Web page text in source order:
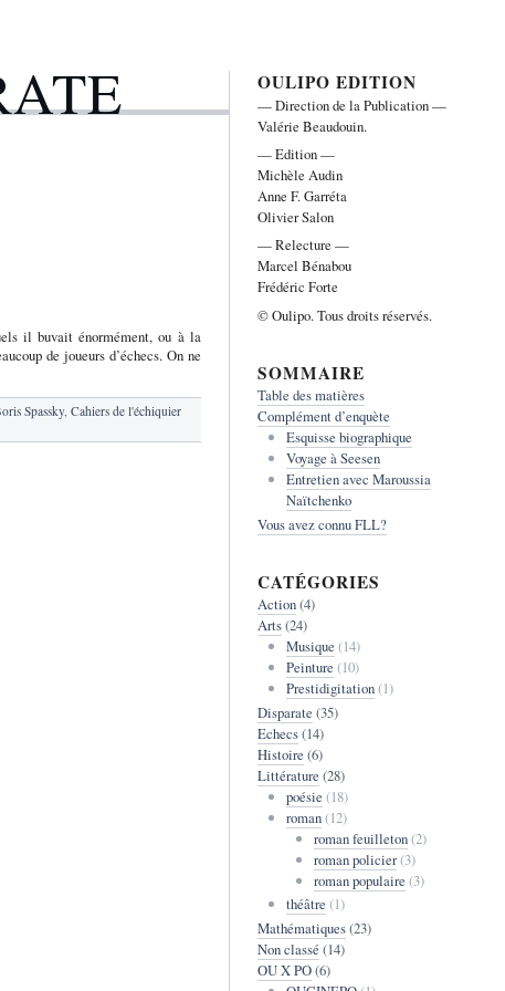
il buvait énormément, ou à la
de joueurs d’échecs. On ne
Spassky,Cahiers de l'échiquier
OULIPO EDITION
— Direction de la Publication —
Valérie Beaudouin.
— Edition —
Michèle Audin
Anne F. Garréta
Olivier Salon
— Relecture —
Marcel Bénabou
Frédéric Forte
© Oulipo. Tous droits réservés.
SOMMAIRE
Table des matières
Complément d’enquète
Esquisse biographique
Voyage à Seesen
Entretien avec Maroussia
Naïtchenko
Vous avez connu FLL?
CATÉGORIES
Action(4)
Arts(24)
Musique (14)
Peinture (10)
Prestidigitation(1)
Disparate (35)
Echecs(14)
Histoire (6)
Littérature (28)
poésie (18)
roman(12)
roman feuilleton(2)
roman policier(3)
roman populaire (3)
théâtre (1)
Mathématiques(23)
Non classé (14)
OU X PO(6)